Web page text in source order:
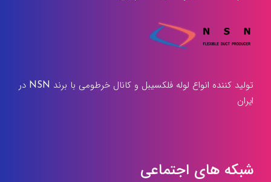
تولید کننده انواع لوله فلکسیبل و کانال خرطومی با برند NSN در
ایران
شبکه های اجتماعی